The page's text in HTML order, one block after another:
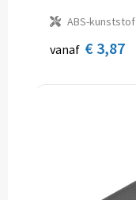
ABS-kunststof
vanaf € 3,87